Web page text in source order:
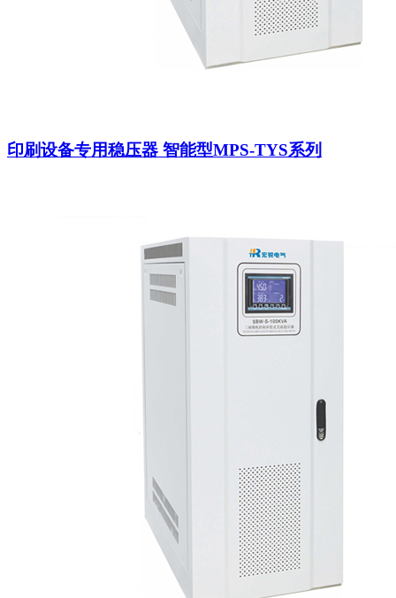
印刷设备专用稳压器 智能型MPS-TYS系列